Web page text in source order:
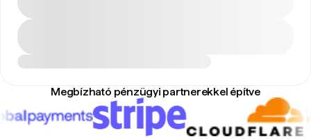
Megbízható pénzügyi partnerekkel építve